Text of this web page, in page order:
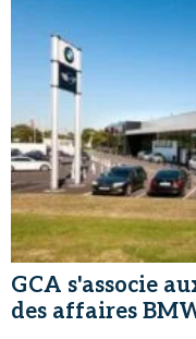
GCA s'associe
des affaires